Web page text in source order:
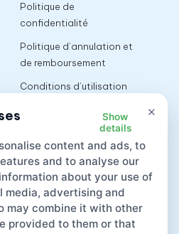
Politique de
confidentialité
Politique d’annulation et
de remboursement
Conditions d’utilisation
×
Show
details
content and ads, to
and to analyse our
about your use of
media, advertising and
may combine it with other
provided to them or that